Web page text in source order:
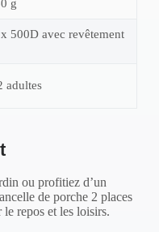
g
500D avec revêtement
adultes
ou profitiez d’un
de porche 2 places
le repos et les loisirs.